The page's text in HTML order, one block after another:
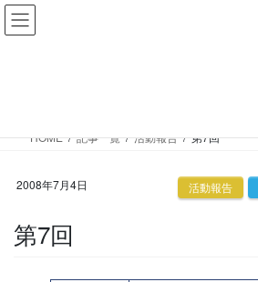
コ
ン
ス
ナ
ビ
ン
HOME 記事一覧 活動報告 第7回
2008年7月4日 活動報告
第7回